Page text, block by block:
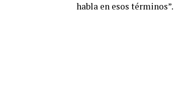
habla en esos términos”.